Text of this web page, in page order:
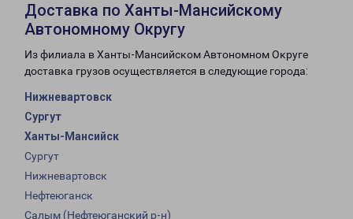
Доставка по Ханты-Мансийскому
Автономному Округу
Из филиала в Ханты-Мансийском Автономном Округе
доставка грузов осуществляется в следующие города:
Нижневартовск
Сургут
Ханты-Мансийск
Сургут
Нижневартовск
Нефтеюганск
Салым (Нефтеюганский р-н)